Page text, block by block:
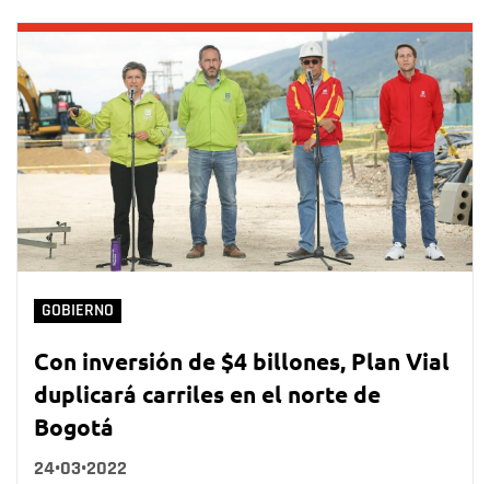
GOBIERNO
Con inversión de $4 billones, Plan Vial
duplicará carriles en el norte de
Bogotá
24•03•2022